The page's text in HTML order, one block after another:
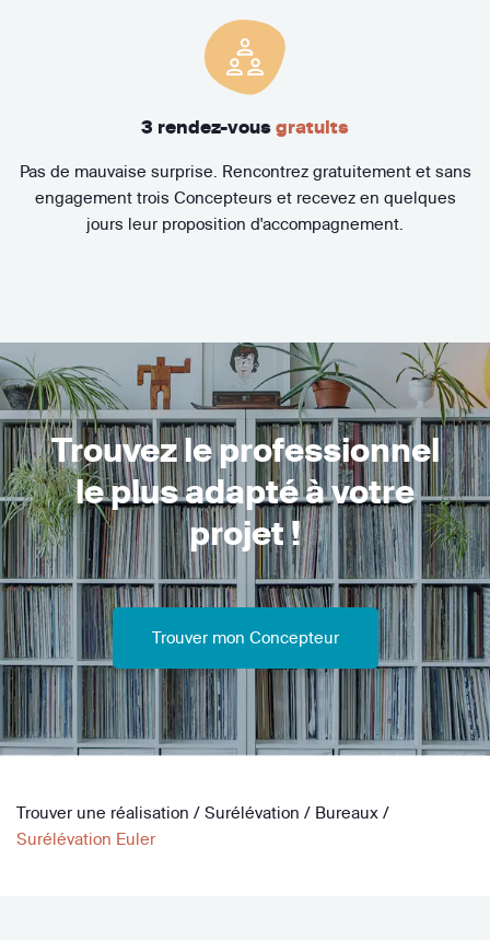
3 rendez-vous gratuits
Pas de mauvaise surprise. Rencontrez gratuitement et sans
engagement trois Concepteurs et recevez en quelques
jours leur proposition d'accompagnement.
Trouvez le professionnel
le plus adapté à votre
projet !
Trouver mon Concepteur
Trouver une réalisation / Surélévation / Bureaux /
Surélévation Euler